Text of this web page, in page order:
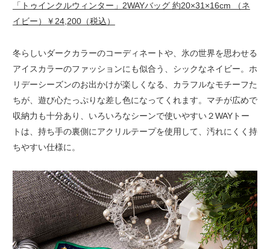
「トゥインクルウィンター」2WAYバッグ 約20×31×16cm （ネ
イビー）￥24,200（税込）
冬らしいダークカラーのコーディネートや、氷の世界を思わせる
アイスカラーのファッションにも似合う、シックなネイビー。ホ
リデーシーズンのお出かけが楽しくなる、カラフルなモチーフた
ちが、遊び心たっぷりな差し色になってくれます。マチが広めで
収納力も十分あり、いろいろなシーンで使いやすい２WAYトー
トは、持ち手の裏側にアクリルテープを使用して、汚れにくく持
ちやすい仕様に。